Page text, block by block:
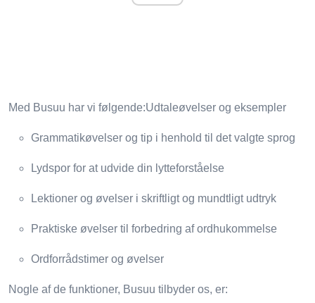
Med Busuu har vi følgende:Udtaleøvelser og eksempler
Grammatikøvelser og tip i henhold til det valgte sprog
Lydspor for at udvide din lytteforståelse
Lektioner og øvelser i skriftligt og mundtligt udtryk
Praktiske øvelser til forbedring af ordhukommelse
Ordforrådstimer og øvelser
Nogle af de funktioner, Busuu tilbyder os, er: